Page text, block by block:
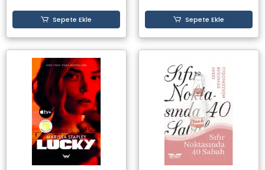
Sepete Ekle Sepete Ekle